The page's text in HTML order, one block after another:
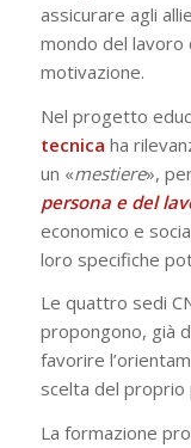
assicurare agli
mondo del lavoro
motivazione.
Nel progetto
tecnica ha
un «mestiere»,
persona e del
economico e
loro specifiche
Le quattro sedi
propongono, già
favorire
scelta del proprio
La formazione